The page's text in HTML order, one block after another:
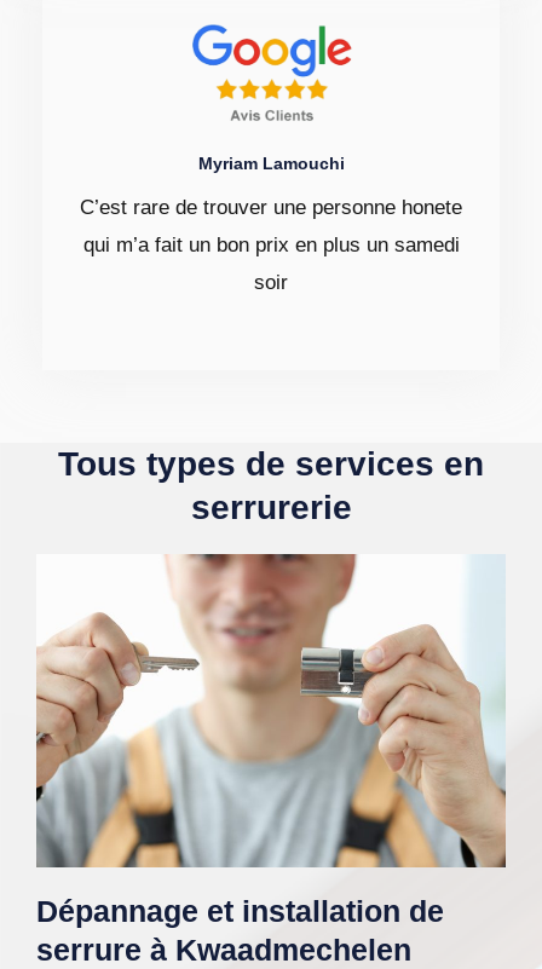
Myriam Lamouchi
C’est rare de trouver une personne honete
qui m’a fait un bon prix en plus un samedi
soir
Tous types de services en
serrurerie
Dépannage et installation de
serrure à Kwaadmechelen